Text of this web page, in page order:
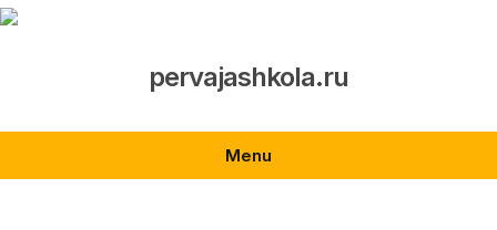
Skip
pervajashkola.ru
Menu